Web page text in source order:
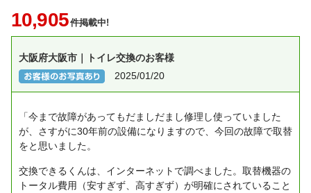
10,905件掲載中!
大阪府大阪市｜トイレ交換のお客様
2025/01/20
「今まで故障があってもだましだまし修理し使っていました
が、さすがに30年前の設備になりますので、今回の故障で取替
をと思いました。
交換できるくんは、インターネットで調べました。取替機器の
トータル費用（安すぎず、高すぎず）が明確にされていること